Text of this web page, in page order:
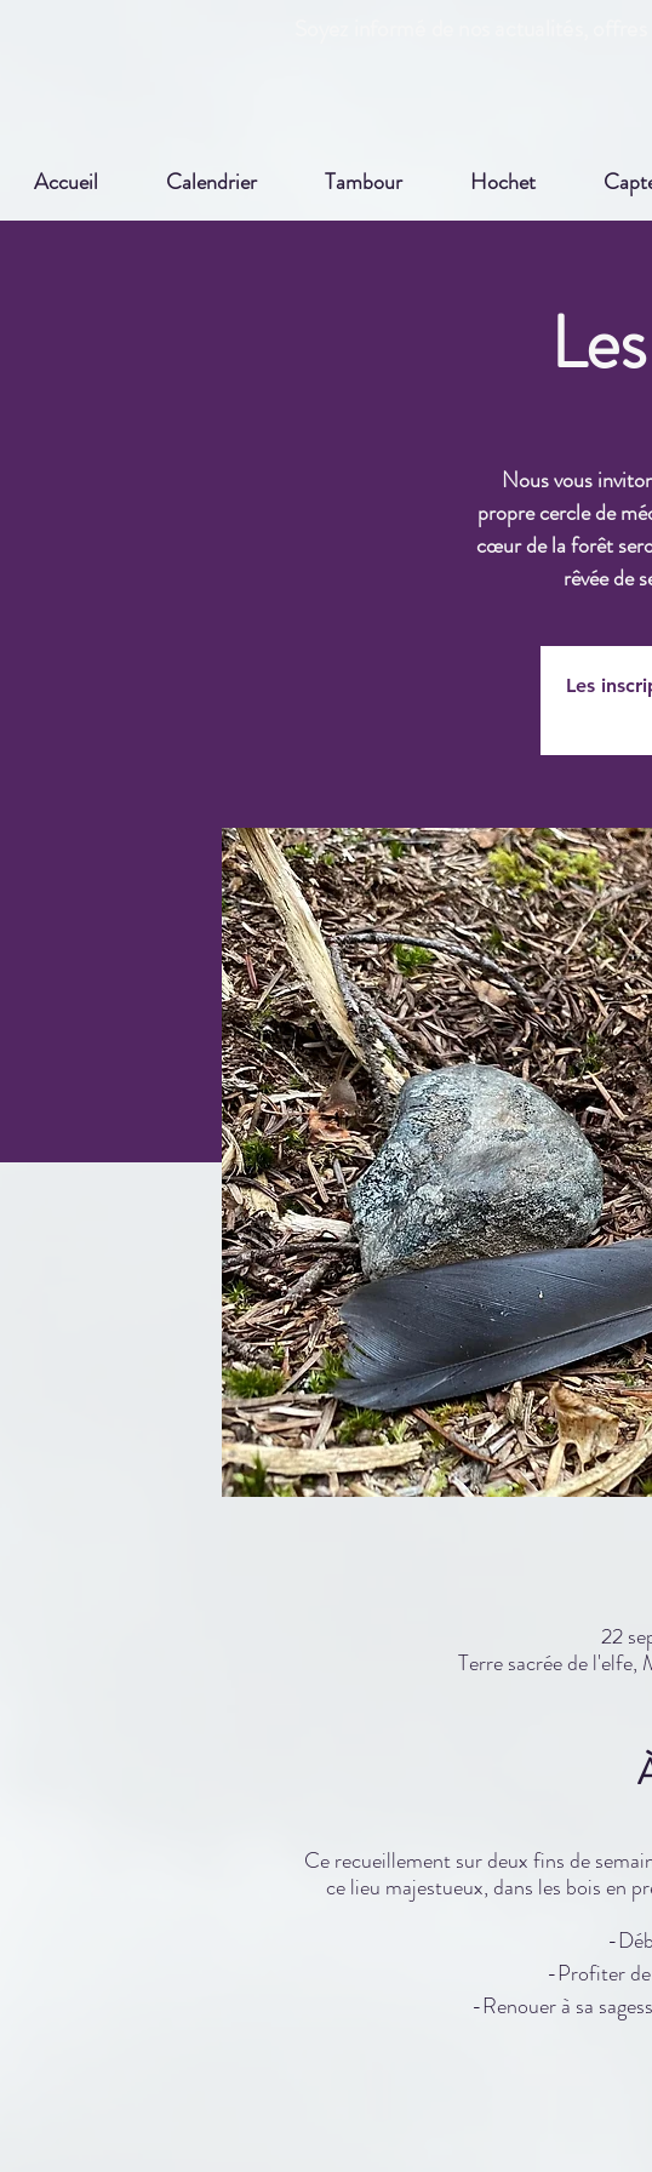
Accueil Calendrier Tambour Hochet
Nous vous
propre cercle de
cœur de la forêt
rêvée de
Les
22
Terre sacrée de
Ce recueillement sur deux fins de
ce lieu majestueux, dans les bois en
-
-Profiter
-Renouer à sa